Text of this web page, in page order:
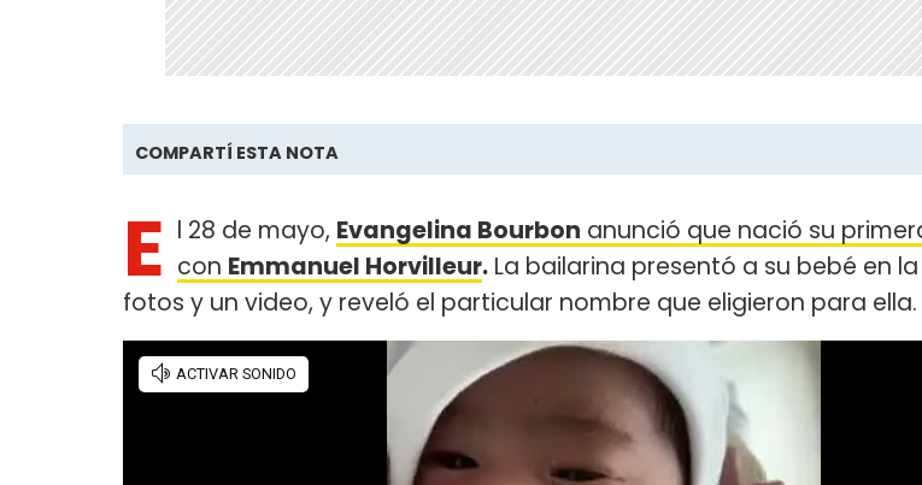
COMPARTÍ ESTA NOTA
E l 28 de mayo, Evangelina Bourbon anunció que nació su
con Emmanuel Horvilleur. La bailarina presentó a su bebé en
fotos y un video, y reveló el particular nombre que eligieron para ella.